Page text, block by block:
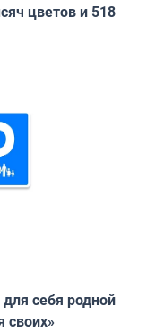
цветов и 518
себя родной
своих»